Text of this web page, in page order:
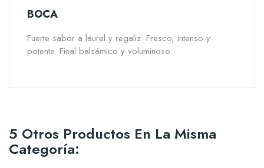
BOCA
Fuerte sabor a laurel y regaliz. Fresco, intenso y
potente. Final balsámico y voluminoso.
5 Otros Productos En La Misma
Categoría: